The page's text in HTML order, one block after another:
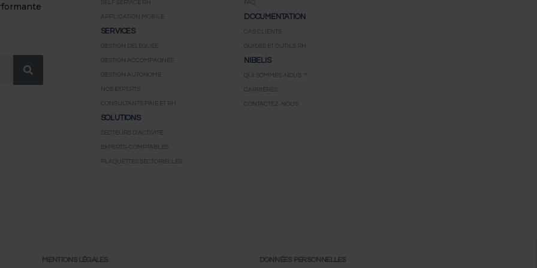
SELF SERVICE RH
APPLICATION MOBILE
SERVICES
GESTION DÉLÉGUÉE
GESTION ACCOMPAGNÉE
GESTION AUTONOME
NOS EXPERTS
CONSULTANTS PAIE ET RH
SOLUTIONS
SECTEURS D'ACTIVITÉ
EXPERTS-COMPTABLES
PLAQUETTES SECTORIELLES
FAQ
DOCUMENTATION
CAS CLIENTS
GUIDES ET OUTILS RH
NIBELIS
QUI SOMMES-NOUS ?
CARRIÈRES
CONTACTEZ-NOUS
MENTIONS LÉGALES DONNÉES PERSONNELLES